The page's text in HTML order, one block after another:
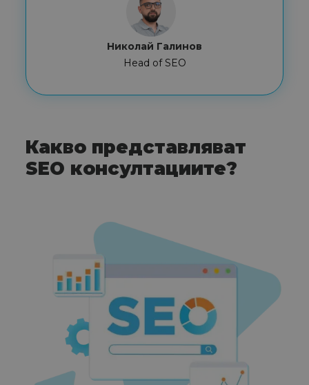
Николай Галинов
Head of SEO
Какво представляват
SEO консултациите?